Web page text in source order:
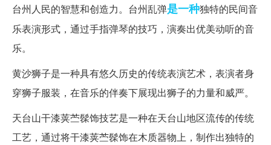
台州人民的智慧和创造力。台州乱弹是一种独特的民间音
乐表演形式，通过手指弹琴的技巧，演奏出优美动听的音
乐。
黄沙狮子是一种具有悠久历史的传统表演艺术，表演者身
穿狮子服装，在音乐的伴奏下展现出狮子的力量和威严。
天台山干漆荚苎髹饰技艺是一种在天台山地区流传的传统
工艺，通过将干漆荚苎髹饰在木质器物上，制作出独特的